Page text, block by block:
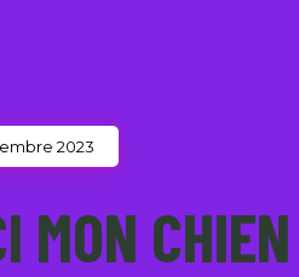
2023
MON CHIEN